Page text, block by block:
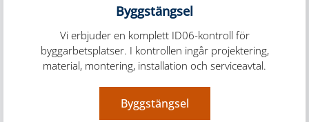
Byggstängsel
Vi erbjuder en komplett ID06-kontroll för
byggarbetsplatser. I kontrollen ingår projektering,
material, montering, installation och serviceavtal.
Byggstängsel